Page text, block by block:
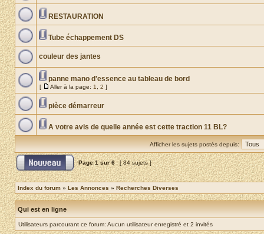
RESTAURATION
Tube échappement DS
couleur des jantes
panne mano d'essence au tableau de bord
[ Aller à la page: 1 2 ]
pièce démarreur
A votre avis de quelle année est cette traction 11 BL?
Afficher les sujets postés depuis:
Page1sur6 [ 84 sujets ]
Index du forum » Les Annonces » Recherches Diverses
Qui est en ligne
Utilisateurs parcourant ce forum: Aucun utilisateur enregistré et 2 invités